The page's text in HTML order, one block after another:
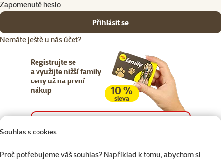
Souhlas s cookies
Proč potřebujeme váš souhlas? Například k tomu, abychom si
Zapomenuté heslo
Přihlásit se
Nemáte ještě u nás účet?
Registrujte se
a využijte nižší family
ceny už na první
nákup
10 %
sleva